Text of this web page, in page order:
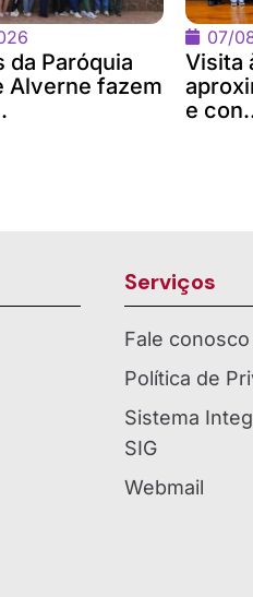
da Paróquia
Alverne fazem
07/
Visita
e
Serviços
Fale conosco
Política de
Sistema
SIG
Webmail